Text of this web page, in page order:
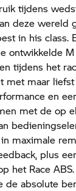
tijdens
deze wereld
in his class.
ontwikkelde
tijdens het
met maar
en
met de op
maximale
plus
het Race
de absolute